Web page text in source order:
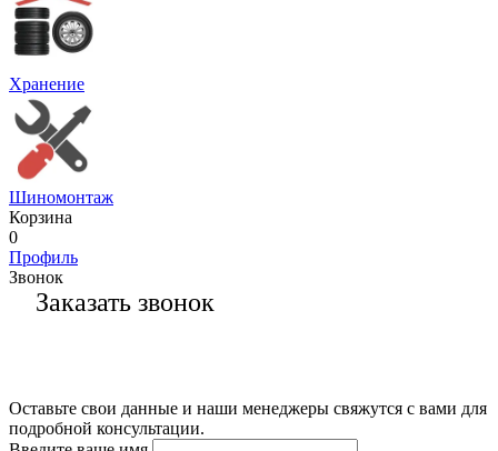
Хранение
Шиномонтаж
Корзина
0
Профиль
Звонок
Заказать звонок
Оставьте свои данные и наши менеджеры свяжутся с вами для
подробной консультации.